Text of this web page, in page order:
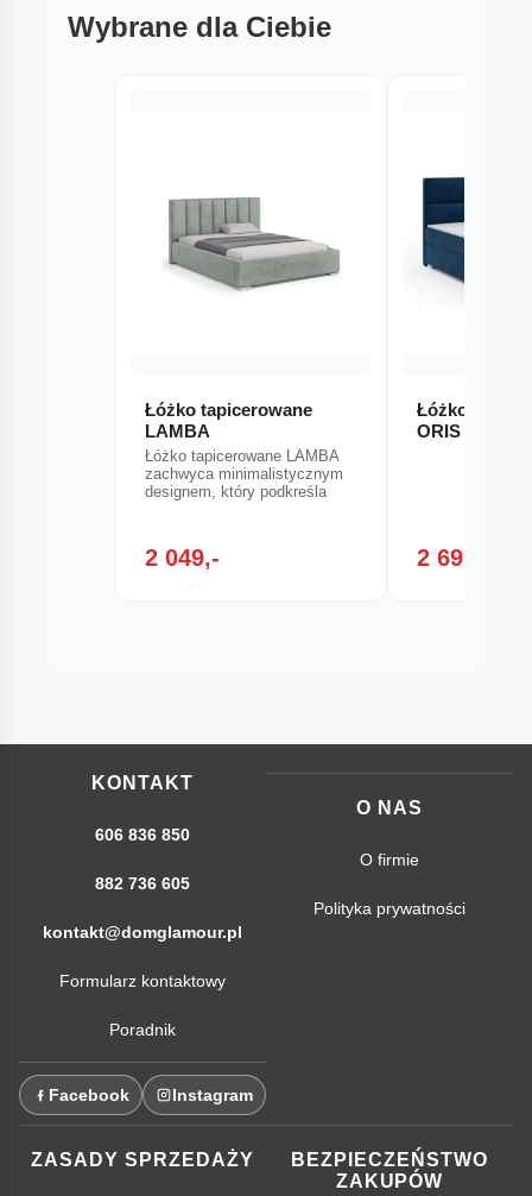
Wybrane dla Ciebie
Łóżko tapicerowane
LAMBA
Łóżko tapicerowane LAMBA
zachwyca minimalistycznym
designem, który podkreśla
2 049,-
Łóżko
ORIS
2 699,-
KONTAKT
606 836 850
882 736 605
kontakt@domglamour.pl
Formularz kontaktowy
Poradnik
Facebook Instagram
O NAS
O firmie
Polityka prywatności
ZASADY SPRZEDAŻY
BEZPIECZEŃSTWO
ZAKUPÓW